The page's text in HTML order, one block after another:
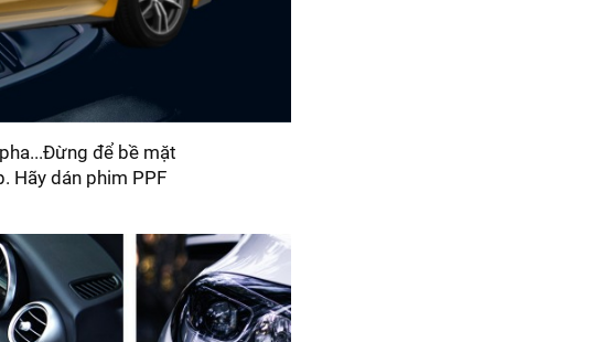
để bề mặt
Hãy dán phim PPF